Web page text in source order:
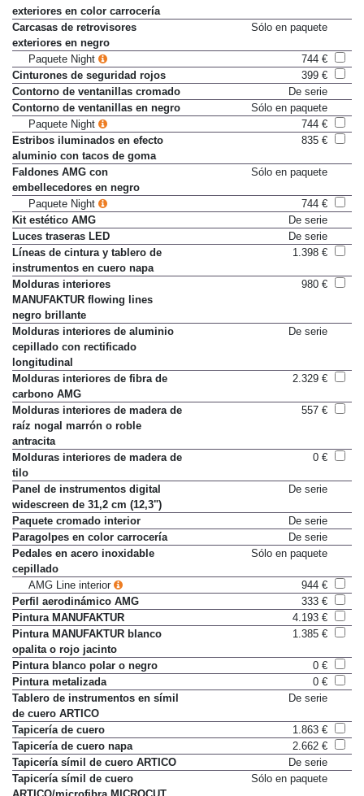
exteriores en color carrocería
Carcasas de retrovisores
exteriores en negro
Sólo en paquete
Paquete Night
744 €
Cinturones de seguridad rojos
399 €
Contorno de ventanillas cromado
De serie
Contorno de ventanillas en negro
Sólo en paquete
Paquete Night
744 €
Estribos iluminados en efecto
aluminio con tacos de goma
835 €
Faldones AMG con
embellecedores en negro
Sólo en paquete
Paquete Night
744 €
Kit estético AMG
De serie
Luces traseras LED
De serie
Líneas de cintura y tablero de
instrumentos en cuero napa
1.398 €
Molduras interiores
MANUFAKTUR flowing lines
negro brillante
980 €
Molduras interiores de aluminio
cepillado con rectificado
longitudinal
De serie
Molduras interiores de fibra de
carbono AMG
2.329 €
Molduras interiores de madera de
raíz nogal marrón o roble
antracita
557 €
Molduras interiores de madera de
tilo
0 €
Panel de instrumentos digital
widescreen de 31,2 cm (12,3")
De serie
Paquete cromado interior
De serie
Paragolpes en color carrocería
De serie
Pedales en acero inoxidable
cepillado
Sólo en paquete
AMG Line interior
944 €
Perfil aerodinámico AMG
333 €
Pintura MANUFAKTUR
4.193 €
Pintura MANUFAKTUR blanco
opalita o rojo jacinto
1.385 €
Pintura blanco polar o negro
0 €
Pintura metalizada
0 €
Tablero de instrumentos en símil
de cuero ARTICO
De serie
Tapicería de cuero
1.863 €
Tapicería de cuero napa
2.662 €
Tapicería símil de cuero ARTICO
De serie
Tapicería símil de cuero
Sólo en paquete